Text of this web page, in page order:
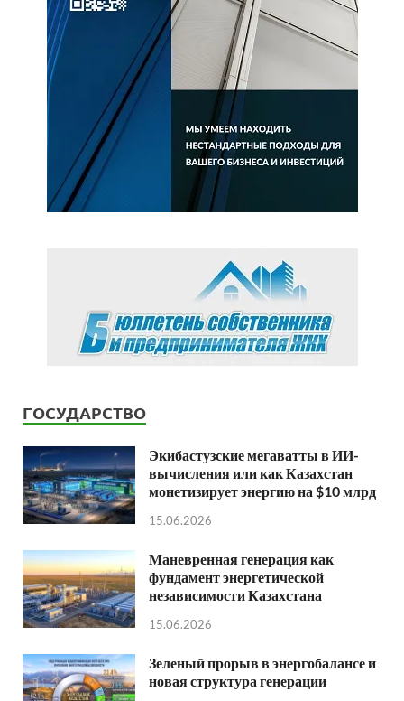
ГОСУДАРСТВО
Экибастузские мегаватты в ИИ-
вычисления или как Казахстан
монетизирует энергию на $10 млрд
15.06.2026
Маневренная генерация как
фундамент энергетической
независимости Казахстана
15.06.2026
Зеленый прорыв в энергобалансе и
новая структура генерации